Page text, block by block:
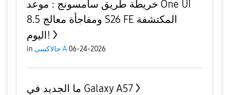
خريطة طريق سامسونج : موعد One UI
8.5 ومفاجأة معالج S26 FE المكتشفة
اليوم!
in جالاكسى A 06-24-2026
ما الجديد في Galaxy A57